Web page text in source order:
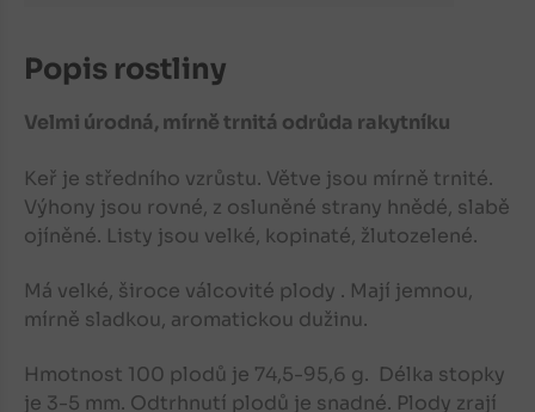
Popis rostliny
Velmi úrodná, mírně trnitá odrůda rakytníku
Keř je středního vzrůstu. Větve jsou mírně trnité.
Výhony jsou rovné, z osluněné strany hnědé, slabě
ojíněné. Listy jsou velké, kopinaté, žlutozelené.
Má velké, široce válcovité plody . Mají jemnou,
mírně sladkou, aromatickou dužinu.
Hmotnost 100 plodů je 74,5-95,6 g. Délka stopky
je 3-5 mm. Odtrhnutí plodů je snadné. Plody zrají